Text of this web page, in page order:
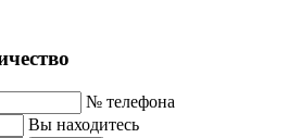
№ телефона
Вы находитесь